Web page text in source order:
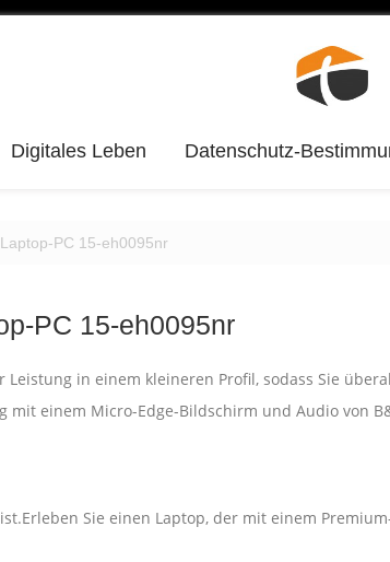
Digitales Leben Datenschutz-
PC 15-eh0095nr
PC 15-eh0095nr
Leistung in einem kleineren Profil, sodass Sie
mit einem Micro-Edge-Bildschirm und Audio von
Sie einen Laptop, der mit einem